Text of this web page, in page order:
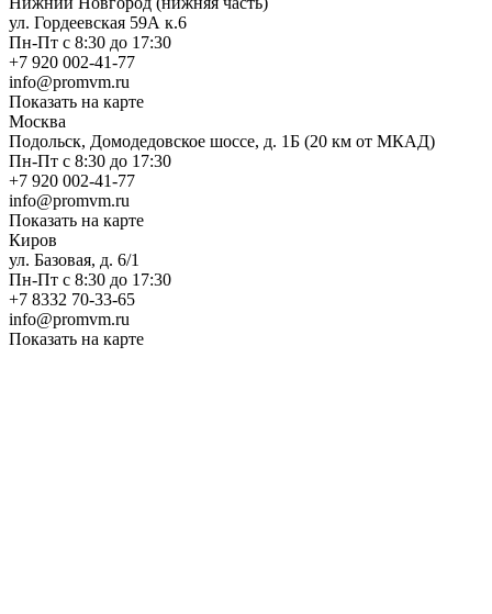
ул. Гордеевская 59А к.6
Пн-Пт с 8:30 до 17:30
+7 920 002-41-77
info@promvm.ru
Показать на карте
Москва
Подольск, Домодедовское шоссе, д. 1Б (20 км от МКАД)
Пн-Пт с 8:30 до 17:30
+7 920 002-41-77
info@promvm.ru
Показать на карте
Киров
ул. Базовая, д. 6/1
Пн-Пт с 8:30 до 17:30
+7 8332 70-33-65
info@promvm.ru
Показать на карте